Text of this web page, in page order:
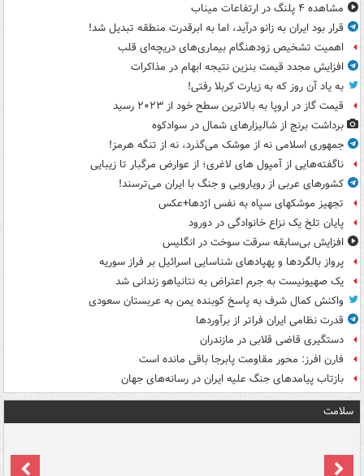
مشاهده ۴ پلنگ در ارتفاعات میناب
قرار بود ایران به زانو درآید، اما به ابرقدرت منطقه تبدیل شد!
اهمیت تشخیص زودهنگام بیماری‌های دریچه‌ای قلب
افزایش مجدد قیمت بنزین نتیجه ابهام در مذاکرات
به یاد آن روز که به زیارت کربلا رفتی!
قیمت گاز در اروپا به بالاترین سطح خود از ۲۰۲۳ رسید
برداشت برنج از شالیزارهای شمال در سوادکوه
جمهوری اسلامی نه از موشک می‌گذرد، نه از تنگه هرمز!
ناگفته‌هایی از آمپول های لاغری؛ از عوارض مرگبار تا زیبایی
کشورهای عربی از رویارویی و جنگ با ایران می‌ترسند!
تجهیز موشکهای سپاه به نفس اژدها+عکس
پایان تلخ یک نزاع خانوادگی در دورود
افزایش بی‌سابقه سرقت سوخت در انگلیس
پرواز بالگردها و پهپادهای شناسایی اسرائیل بر فراز سوریه
یک صهیونیست به جرم اعتراض به نتانیاهو زندانی شد
واکنش کمال شرف به پاسخ کوبنده یمن به عربستان سعودی
قدرت نظامی ایران فراتر از برآوردها
دستگیری قاضی قلابی در مازندران
فارن افرز: محور مقاومت پابرجا باقی مانده است
بازتاب پیامدهای جنگ علیه ایران در رسانه‌های جهان
سلامت